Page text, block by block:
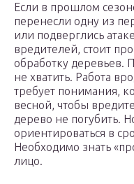
Если в прошлом
перенесли одну из
или подверглись
вредителей, стоит
обработку деревьев.
не хватить. Работа
требует понимания,
весной, чтобы
дерево не погубить.
ориентироваться в
Необходимо знать
лицо.